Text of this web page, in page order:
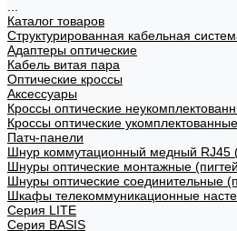
Каталог товаров
Структурированная кабельная
Адаптеры оптические
Кабель витая пара
Оптические кроссы
Аксессуары
Кроссы оптические
Кроссы оптические укомплектованные
Патч-панели
Шнур коммутационный медный RJ45
Шнуры оптические монтажные
Шнуры оптические соединительные
Шкафы телекоммуникационные
Cерия LITE
Cерия BASIS